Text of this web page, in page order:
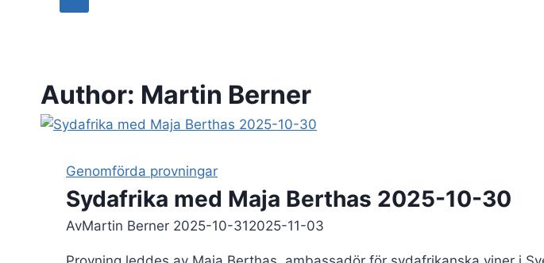
Author: Martin Berner
Genomförda provningar
Sydafrika med Maja Berthas 2025-10-30
AvMartin Berner 2025-10-312025-11-03